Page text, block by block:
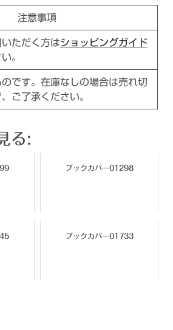
注意事項
いただく方はショッピングガイド
。
のです。在庫なしの場合は売れ切
ご了承ください。
る:
ブックカバー01298
ブックカバー01733